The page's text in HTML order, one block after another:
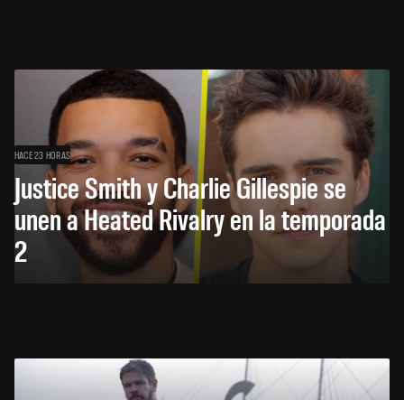
HACE 23 HORAS
Justice Smith y Charlie Gillespie se
unen a Heated Rivalry en la temporada
2